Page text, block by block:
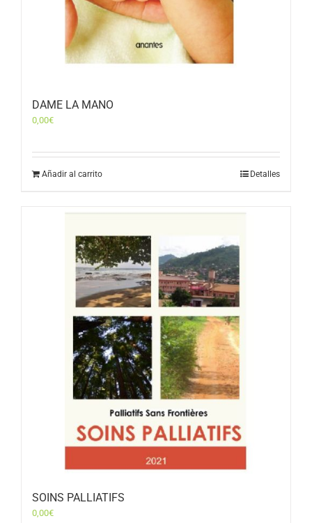
DAME LA MANO
0,00€
Añadir al carrito Detalles
SOINS PALLIATIFS
0,00€